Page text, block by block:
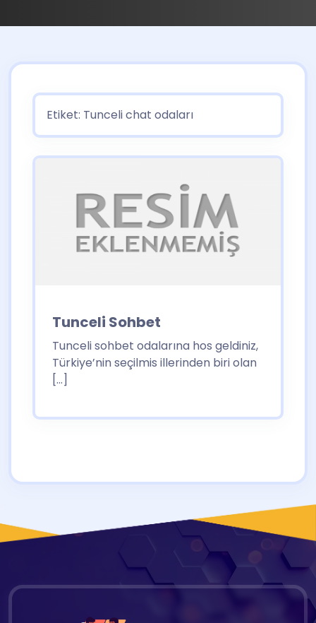
Etiket: Tunceli chat odaları
Tunceli Sohbet
Tunceli sohbet odalarına hos geldiniz,
Türkiye’nin seçilmis illerinden biri olan
[…]